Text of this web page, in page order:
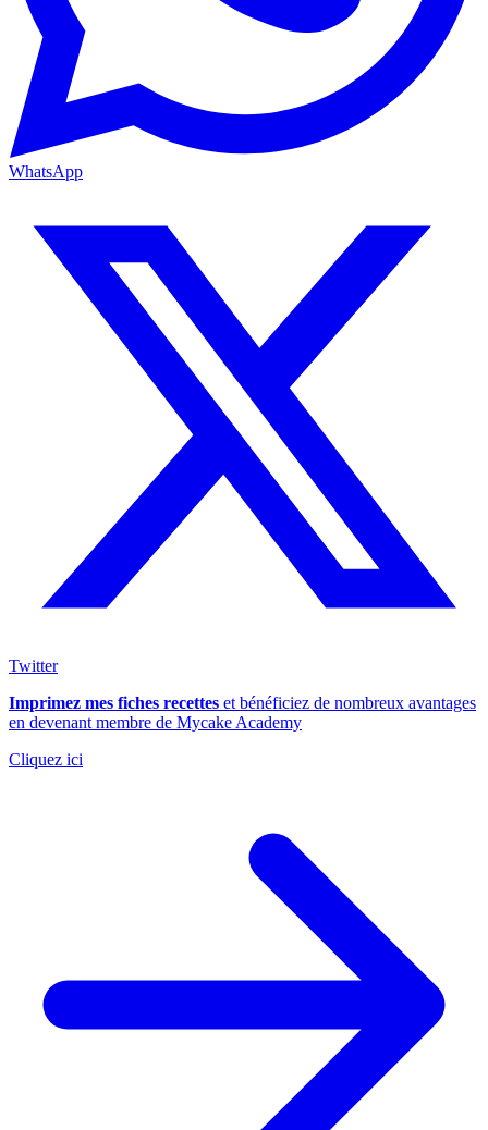
WhatsApp
Twitter
Imprimez mes fiches recettes et bénéficiez de nombreux avantages
en devenant membre de Mycake Academy
Cliquez ici